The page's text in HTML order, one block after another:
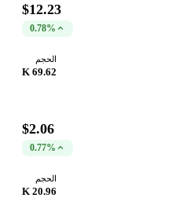
$12.23
0.78%
الحجم
69.62 K
$2.06
0.77%
الحجم
20.96 K